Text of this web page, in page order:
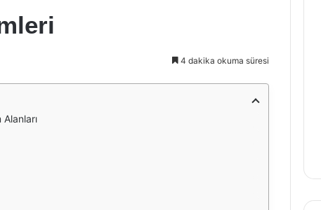
4 dakika okuma süresi